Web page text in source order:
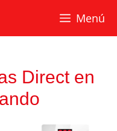
Menú
Direct en